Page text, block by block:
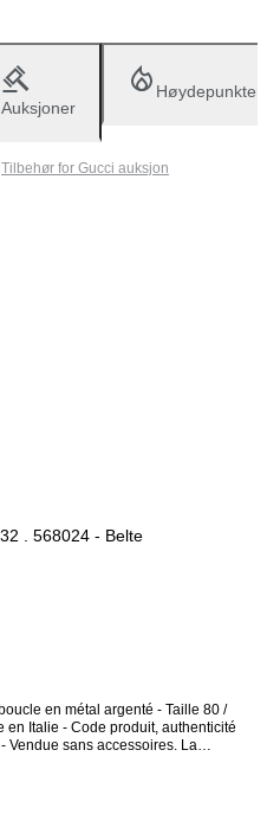
Auksjoner
Høydepunkter
Tilbehør for Gucci auksjon
. 568024 - Belte
en métal argenté - Taille 80 /
Vendue sans accessoires. La
argenté : 5,3 cm x 6,5 cm. La